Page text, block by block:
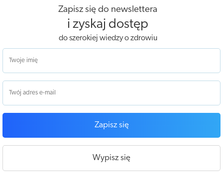
Zapisz się do newslettera
i zyskaj dostęp
do szerokiej wiedzy o zdrowiu
Zapisz się
Wypisz się